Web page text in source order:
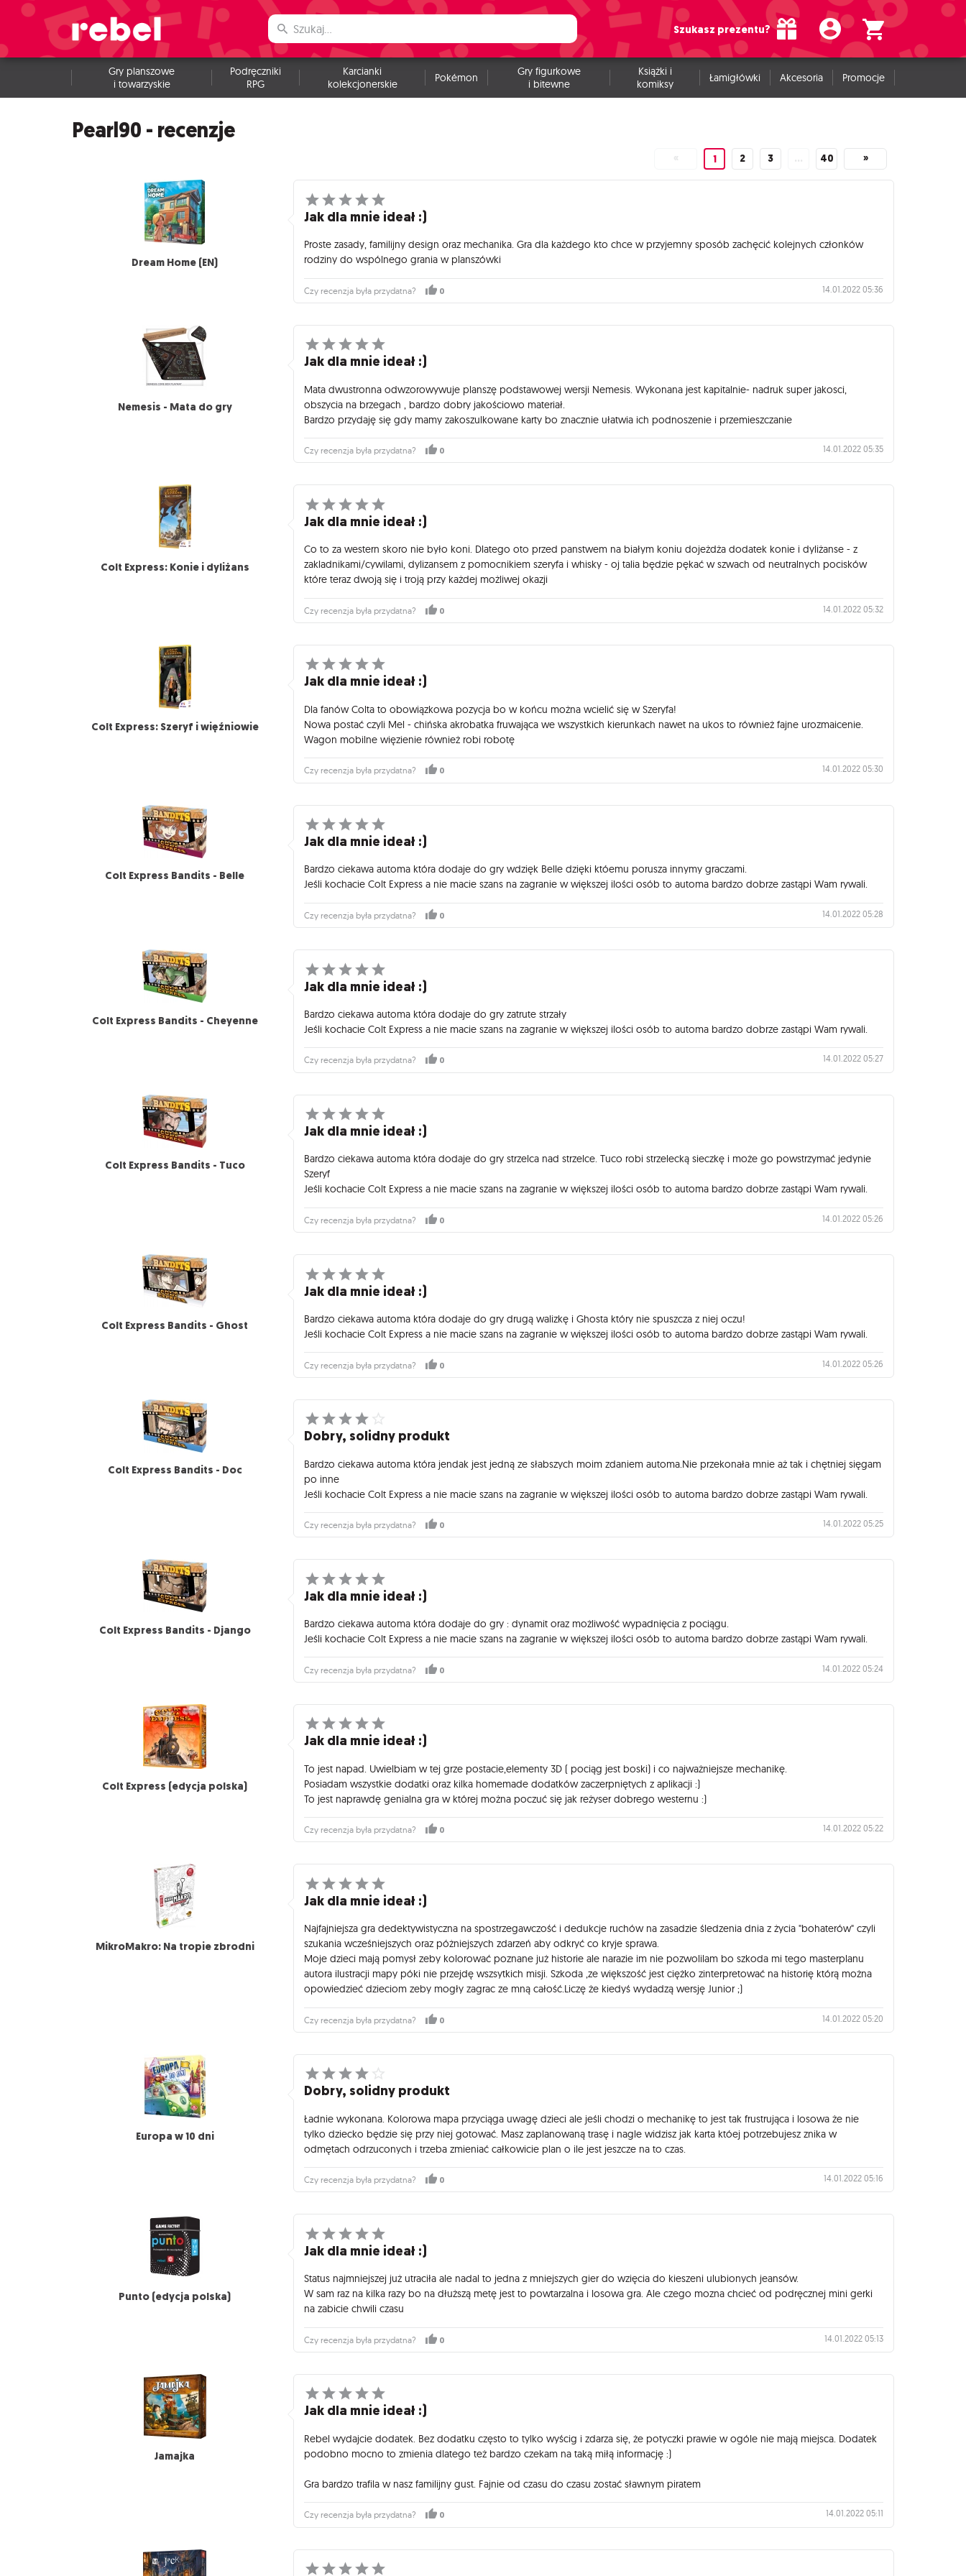
Szukasz prezentu?
Gry planszowe
i towarzyskie
Podręczniki
RPG
Karcianki
kolekcjonerskie
Pokémon
Gry figurkowe
i bitewne
Książki i
komiksy
Łamigłówki Akcesoria Promocje
Pearl90 - recenzje
« 1 2 3 … 40 »
Dream Home (EN)
Jak dla mnie ideał :)
Proste zasady, familijny design oraz mechanika. Gra dla każdego kto chce w przyjemny sposób zachęcić kolejnych członków
rodziny do wspólnego grania w planszówki
Czy recenzja była przydatna? 0 14.01.2022 05:36
Nemesis - Mata do gry
Jak dla mnie ideał :)
Mata dwustronna odwzorowywuje planszę podstawowej wersji Nemesis. Wykonana jest kapitalnie- nadruk super jakosci,
obszycia na brzegach , bardzo dobry jakościowo materiał.
Bardzo przydaję się gdy mamy zakoszulkowane karty bo znacznie ułatwia ich podnoszenie i przemieszczanie
Czy recenzja była przydatna? 0 14.01.2022 05:35
Colt Express: Konie i dyliżans
Jak dla mnie ideał :)
Co to za western skoro nie było koni. Dlatego oto przed panstwem na białym koniu dojeżdża dodatek konie i dyliżanse - z
zakladnikami/cywilami, dylizansem z pomocnikiem szeryfa i whisky - oj talia będzie pękać w szwach od neutralnych pocisków
które teraz dwoją się i troją przy każdej możliwej okazji
Czy recenzja była przydatna? 0 14.01.2022 05:32
Colt Express: Szeryf i więźniowie
Jak dla mnie ideał :)
Dla fanów Colta to obowiązkowa pozycja bo w końcu można wcielić się w Szeryfa!
Nowa postać czyli Mel - chińska akrobatka fruwająca we wszystkich kierunkach nawet na ukos to również fajne urozmaicenie.
Wagon mobilne więzienie również robi robotę
Czy recenzja była przydatna? 0 14.01.2022 05:30
Colt Express Bandits - Belle
Jak dla mnie ideał :)
Bardzo ciekawa automa która dodaje do gry wdzięk Belle dzięki któemu porusza innymy graczami.
Jeśli kochacie Colt Express a nie macie szans na zagranie w większej ilości osób to automa bardzo dobrze zastąpi Wam rywali.
Czy recenzja była przydatna? 0 14.01.2022 05:28
Colt Express Bandits - Cheyenne
Jak dla mnie ideał :)
Bardzo ciekawa automa która dodaje do gry zatrute strzały
Jeśli kochacie Colt Express a nie macie szans na zagranie w większej ilości osób to automa bardzo dobrze zastąpi Wam rywali.
Czy recenzja była przydatna? 0 14.01.2022 05:27
Colt Express Bandits - Tuco
Jak dla mnie ideał :)
Bardzo ciekawa automa która dodaje do gry strzelca nad strzelce. Tuco robi strzelecką sieczkę i może go powstrzymać jedynie
Szeryf
Jeśli kochacie Colt Express a nie macie szans na zagranie w większej ilości osób to automa bardzo dobrze zastąpi Wam rywali.
Czy recenzja była przydatna? 0 14.01.2022 05:26
Colt Express Bandits - Ghost
Jak dla mnie ideał :)
Bardzo ciekawa automa która dodaje do gry drugą walizkę i Ghosta który nie spuszcza z niej oczu!
Jeśli kochacie Colt Express a nie macie szans na zagranie w większej ilości osób to automa bardzo dobrze zastąpi Wam rywali.
Czy recenzja była przydatna? 0 14.01.2022 05:26
Colt Express Bandits - Doc
Dobry, solidny produkt
Bardzo ciekawa automa która jendak jest jedną ze słabszych moim zdaniem automa.Nie przekonała mnie aż tak i chętniej sięgam
po inne
Jeśli kochacie Colt Express a nie macie szans na zagranie w większej ilości osób to automa bardzo dobrze zastąpi Wam rywali.
Czy recenzja była przydatna? 0 14.01.2022 05:25
Colt Express Bandits - Django
Jak dla mnie ideał :)
Bardzo ciekawa automa która dodaje do gry : dynamit oraz możliwość wypadnięcia z pociągu.
Jeśli kochacie Colt Express a nie macie szans na zagranie w większej ilości osób to automa bardzo dobrze zastąpi Wam rywali.
Czy recenzja była przydatna? 0 14.01.2022 05:24
Colt Express (edycja polska)
Jak dla mnie ideał :)
To jest napad. Uwielbiam w tej grze postacie,elementy 3D ( pociąg jest boski) i co najważniejsze mechanikę.
Posiadam wszystkie dodatki oraz kilka homemade dodatków zaczerpniętych z aplikacji :)
To jest naprawdę genialna gra w której można poczuć się jak reżyser dobrego westernu :)
Czy recenzja była przydatna? 0 14.01.2022 05:22
MikroMakro: Na tropie zbrodni
Jak dla mnie ideał :)
Najfajniejsza gra dedektywistyczna na spostrzegawczość i dedukcje ruchów na zasadzie śledzenia dnia z życia "bohaterów" czyli
szukania wcześniejszych oraz póżniejszych zdarzeń aby odkryć co kryje sprawa.
Moje dzieci mają pomysł zeby kolorować poznane już historie ale narazie im nie pozwolilam bo szkoda mi tego masterplanu
autora ilustracji mapy póki nie przejdę wszsytkich misji. Szkoda ,ze większość jest ciężko zinterpretować na historię którą można
opowiedzieć dzieciom zeby mogły zagrac ze mną całość.Liczę że kiedyś wydadzą wersję Junior ;)
Czy recenzja była przydatna? 0 14.01.2022 05:20
Europa w 10 dni
Dobry, solidny produkt
Ładnie wykonana. Kolorowa mapa przyciąga uwagę dzieci ale jeśli chodzi o mechanikę to jest tak frustrująca i losowa że nie
tylko dziecko będzie się przy niej gotować. Masz zaplanowaną trasę i nagle widzisz jak karta któej potrzebujesz znika w
odmętach odrzuconych i trzeba zmieniać całkowicie plan o ile jest jeszcze na to czas.
Czy recenzja była przydatna? 0 14.01.2022 05:16
Punto (edycja polska)
Jak dla mnie ideał :)
Status najmniejszej już utraciła ale nadal to jedna z mniejszych gier do wzięcia do kieszeni ulubionych jeansów.
W sam raz na kilka razy bo na dłuższą metę jest to powtarzalna i losowa gra. Ale czego mozna chcieć od podręcznej mini gerki
na zabicie chwili czasu
Czy recenzja była przydatna? 0 14.01.2022 05:13
Jamajka
Jak dla mnie ideał :)
Rebel wydajcie dodatek. Bez dodatku często to tylko wyścig i zdarza się, że potyczki prawie w ogóle nie mają miejsca. Dodatek
podobno mocno to zmienia dlatego też bardzo czekam na taką miłą informację :)
Gra bardzo trafila w nasz familijny gust. Fajnie od czasu do czasu zostać sławnym piratem
Czy recenzja była przydatna? 0 14.01.2022 05:11